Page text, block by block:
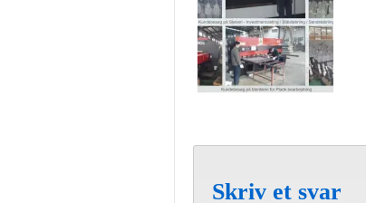
Skriv et svar